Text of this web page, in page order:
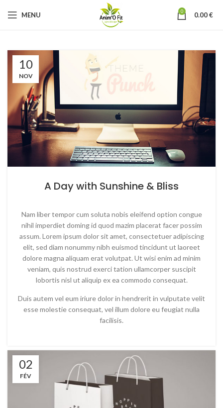
MENU 0 0.00€
10
NOV
A Day with Sunshine & Bliss
Nam liber tempor cum soluta nobis eleifend option congue
nihil imperdiet doming id quod mazim placerat facer possim
assum. Lorem ipsum dolor sit amet, consectetuer adipiscing
elit, sed diam nonummy nibh euismod tincidunt ut laoreet
dolore magna aliquam erat volutpat. Ut wisi enim ad minim
veniam, quis nostrud exerci tation ullamcorper suscipit
lobortis nisl ut aliquip ex ea commodo consequat.
Duis autem vel eum iriure dolor in hendrerit in vulputate velit
esse molestie consequat, vel illum dolore eu feugiat nulla
facilisis.
02
FÉV